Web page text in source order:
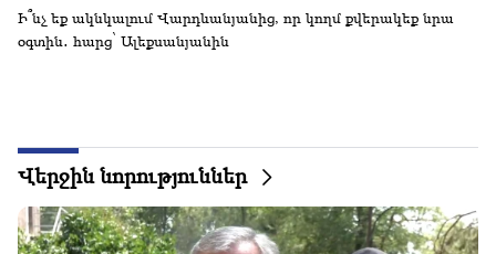
Ի՞նչ եք ակնկալում Վարդևանյանից, որ կողմ քվերակեք նրա
օգտին․ հարց՝ Ալեքսանյանին
Վերջին նորություններ